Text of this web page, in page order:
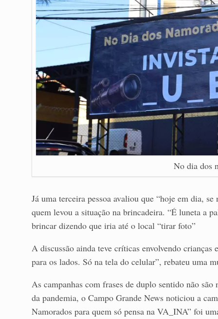
No dia dos
Já uma terceira pessoa avaliou que “hoje em dia,
quem levou a situação na brincadeira. “É luneta a
brincar dizendo que iria até o local “tirar foto”
A discussão ainda teve críticas envolvendo
para os lados. Só na tela do celular”, rebateu uma
As campanhas com frases de duplo sentido não
da pandemia, o Campo Grande News noticiou a
Namorados para quem só pensa na VA_INA” foi